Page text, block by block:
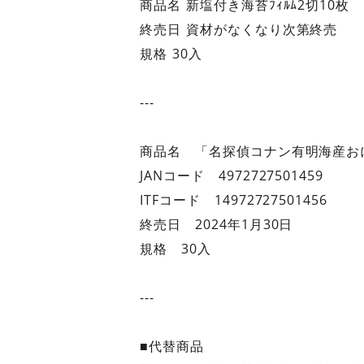
商品名 新塩付き海苔ﾌｨﾙﾑ2切10枚
終売日 資材がなくなり次第終売
規格 30入
---
商品名 「名探偵コナン有明海産お
JANコード 4972727501459
ITFコード 14972727501456
終売日 2024年1月30日
規格 30入
---
■代替商品